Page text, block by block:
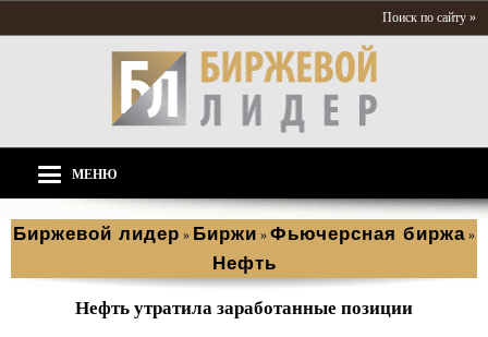
Поиск по сайту »
МЕНЮ
Биржевой лидер » Биржи » Фьючерсная биржа »
Нефть
Нефть утратила заработанные позиции